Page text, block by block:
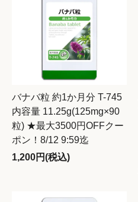
バナバ粒 約1か月分 T-745
内容量 11.25g(125mg×90
粒) ★最大3500円OFFクー
ポン！8/12 9:59迄
1,200円(税込)